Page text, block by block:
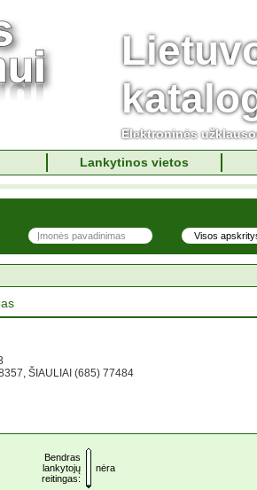
Elektroninės
Lankytinos vietos
ŠIAULIAI (685) 77484
Bendras
lankytojų
reitingas:
nėra